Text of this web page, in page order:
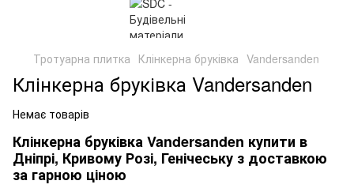
Тротуарна плитка Клінкерна бруківка Vandersanden
Клінкерна бруківка Vandersanden
Немає товарів
Клінкерна бруківка Vandersanden купити в
Дніпрі, Кривому Розі, Генічеську з доставкою
за гарною ціною